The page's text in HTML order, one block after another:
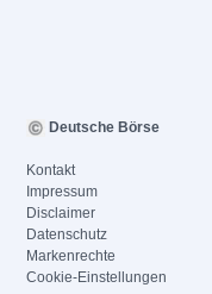
Deutsche Börse
Kontakt
Impressum
Disclaimer
Datenschutz
Markenrechte
Cookie-Einstellungen